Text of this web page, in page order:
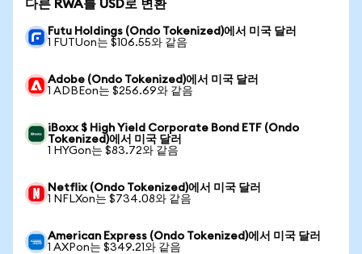
다른 RWA를 USD로 변환
Futu Holdings (Ondo Tokenized)에서 미국 달러
1 FUTUon는 $106.55와 같음
Adobe (Ondo Tokenized)에서 미국 달러
1 ADBEon는 $256.69와 같음
iBoxx $ High Yield Corporate Bond ETF (Ondo
Tokenized)에서 미국 달러
1 HYGon는 $83.72와 같음
Netflix (Ondo Tokenized)에서 미국 달러
1 NFLXon는 $734.08와 같음
American Express (Ondo Tokenized)에서 미국 달러
1 AXPon는 $349.21와 같음